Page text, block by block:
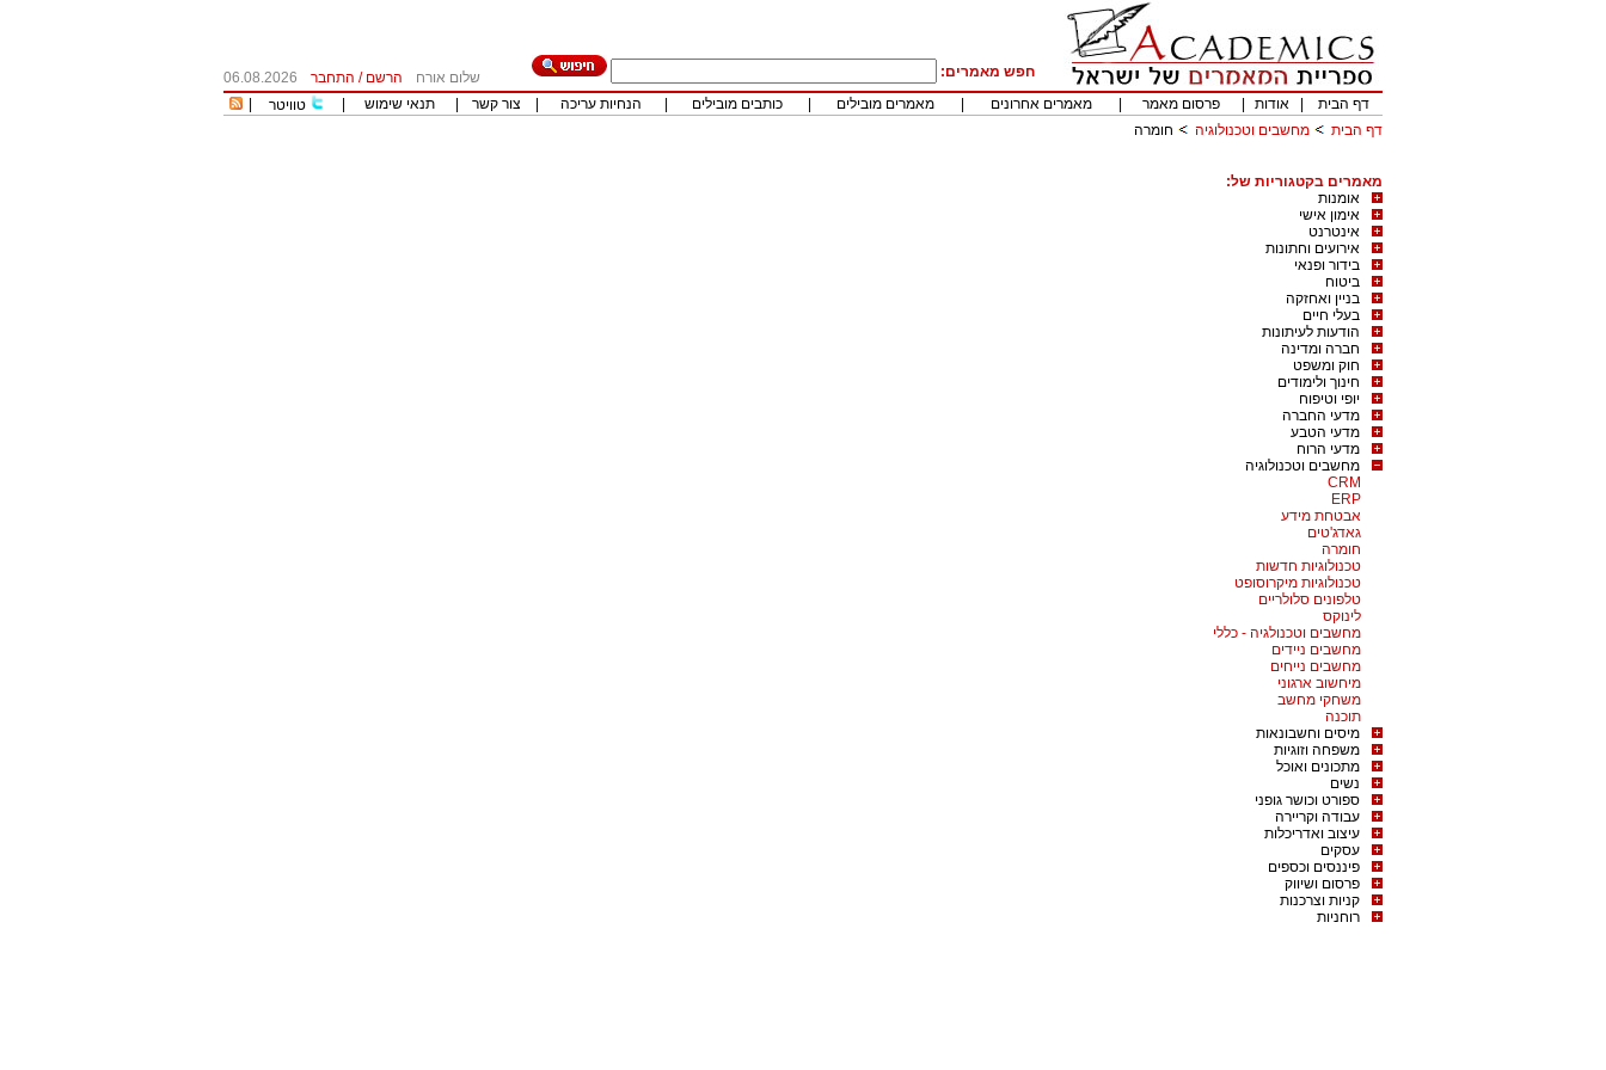
חפש מאמרים: שלום אורח הרשם / התחבר
06.08.2026
דף הבית
אודות פרסום מאמר מאמרים אחרונים מאמרים מובילים כותבים מובילים הנחיות עריכה צור קשר תנאי שימוש טוויטר
דף הבית
מחשבים וטכנולוגיה חומרה
מאמרים בקטגוריות של:
אומנות
אימון אישי
אינטרנט
אירועים וחתונות
בידור ופנאי
ביטוח
בניין ואחזקה
בעלי חיים
הודעות לעיתונות
חברה ומדינה
חוק ומשפט
חינוך ולימודים
יופי וטיפוח
מדעי החברה
מדעי הטבע
מדעי הרוח
מחשבים וטכנולוגיה
CRM
ERP
אבטחת מידע
גאדג'טים
חומרה
טכנולוגיות חדשות
טכנולוגיות מיקרוסופט
טלפונים סלולריים
לינוקס
מחשבים וטכנולגיה - כללי
מחשבים ניידים
מחשבים נייחים
מיחשוב ארגוני
משחקי מחשב
תוכנה
מיסים וחשבונאות
משפחה וזוגיות
מתכונים ואוכל
נשים
ספורט וכושר גופני
עבודה וקריירה
עיצוב ואדריכלות
עסקים
פיננסים וכספים
פרסום ושיווק
קניות וצרכנות
רוחניות